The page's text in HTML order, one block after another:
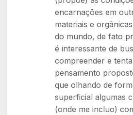
encarnações em
materiais e
do mundo, de fato
é interessante de
compreender e
pensamento
que olhando de
superficial algumas
(onde me incluo)